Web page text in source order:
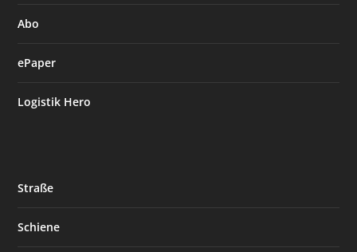
Abo
ePaper
Logistik Hero
Straße
Schiene